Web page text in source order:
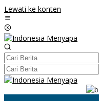
Lewati ke konten